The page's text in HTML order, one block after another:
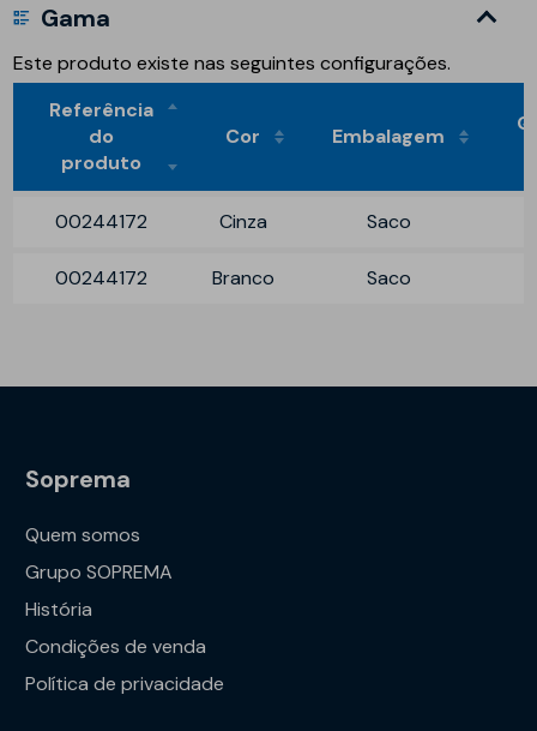
Gama
Este produto existe nas seguintes configurações.
Referência
do
produto
Cor Embalagem
00244172 Cinza Saco
00244172 Branco Saco
Soprema
Quem somos
Grupo SOPREMA
História
Condições de venda
Política de privacidade